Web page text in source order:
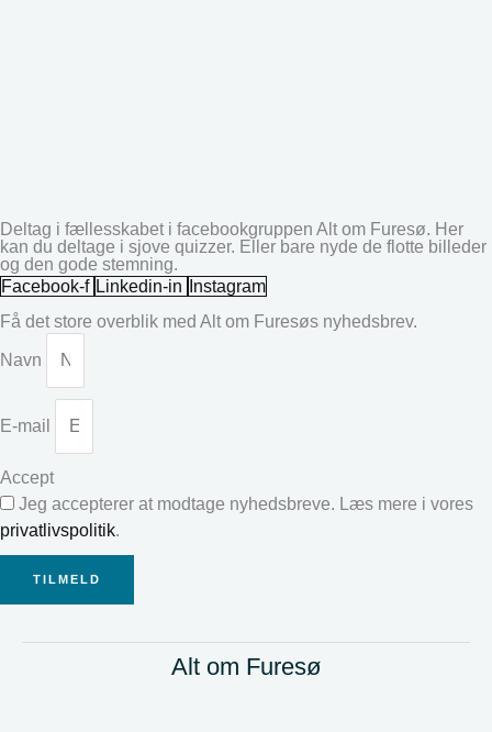
Deltag i fællesskabet i facebookgruppen Alt om Furesø. Her
kan du deltage i sjove quizzer. Eller bare nyde de flotte billeder
og den gode stemning.
Facebook-f Linkedin-in
Instagram
Få det store overblik med Alt om Furesøs nyhedsbrev.
Navn
E-mail
Accept
Jeg accepterer at modtage nyhedsbreve. Læs mere i vores
privatlivspolitik.
TILMELD
Alt om Furesø